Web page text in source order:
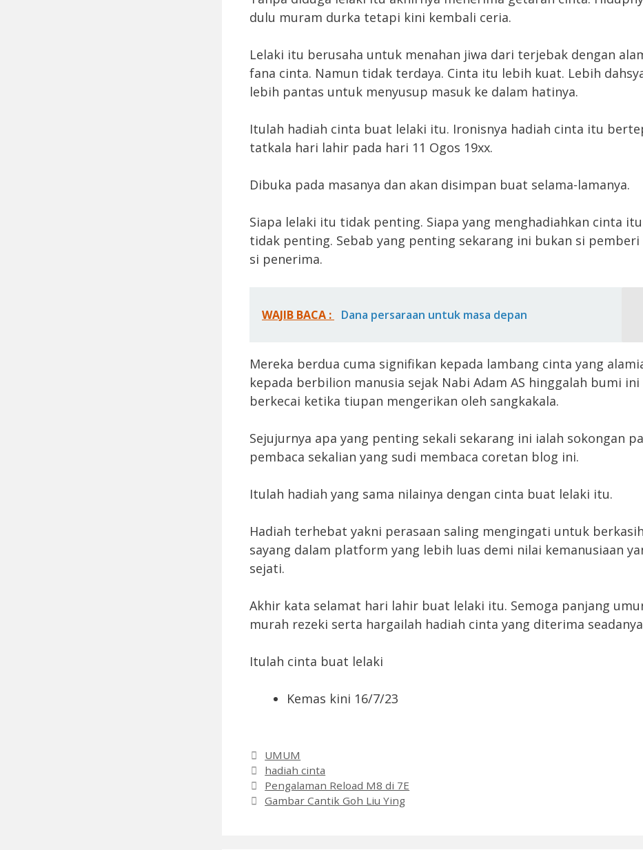
dulu muram durka tetapi kini kembali ceria.
Lelaki itu berusaha untuk menahan jiwa dari terjebak dengan
fana cinta. Namun tidak terdaya. Cinta itu lebih kuat. Lebih
lebih pantas untuk menyusup masuk ke dalam hatinya.
Itulah hadiah cinta buat lelaki itu. Ironisnya hadiah cinta itu
tatkala hari lahir pada hari 11 Ogos 19xx.
Dibuka pada masanya dan akan disimpan buat selama-lamanya.
Siapa lelaki itu tidak penting. Siapa yang menghadiahkan cinta
tidak penting. Sebab yang penting sekarang ini bukan si pemberi
si penerima.
WAJIB BACA : Dana persaraan untuk masa depan
Mereka berdua cuma signifikan kepada lambang cinta yang
kepada berbilion manusia sejak Nabi Adam AS hinggalah bumi ini
berkecai ketika tiupan mengerikan oleh sangkakala.
Sejujurnya apa yang penting sekali sekarang ini ialah sokongan
pembaca sekalian yang sudi membaca coretan blog ini.
Itulah hadiah yang sama nilainya dengan cinta buat lelaki itu.
Hadiah terhebat yakni perasaan saling mengingati untuk berkasih
sayang dalam platform yang lebih luas demi nilai kemanusiaan
sejati.
Akhir kata selamat hari lahir buat lelaki itu. Semoga panjang
murah rezeki serta hargailah hadiah cinta yang diterima
Itulah cinta buat lelaki
Kemas kini 16/7/23
Categories
UMUM
Tags
hadiah cinta
Pengalaman Reload M8 di 7E
Gambar Cantik Goh Liu Ying